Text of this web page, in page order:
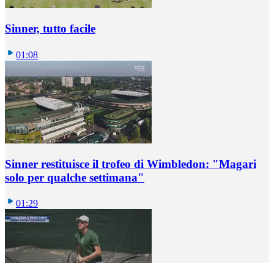
Sinner, tutto facile
01:08
Sinner restituisce il trofeo di Wimbledon: "Magari
solo per qualche settimana"
01:29